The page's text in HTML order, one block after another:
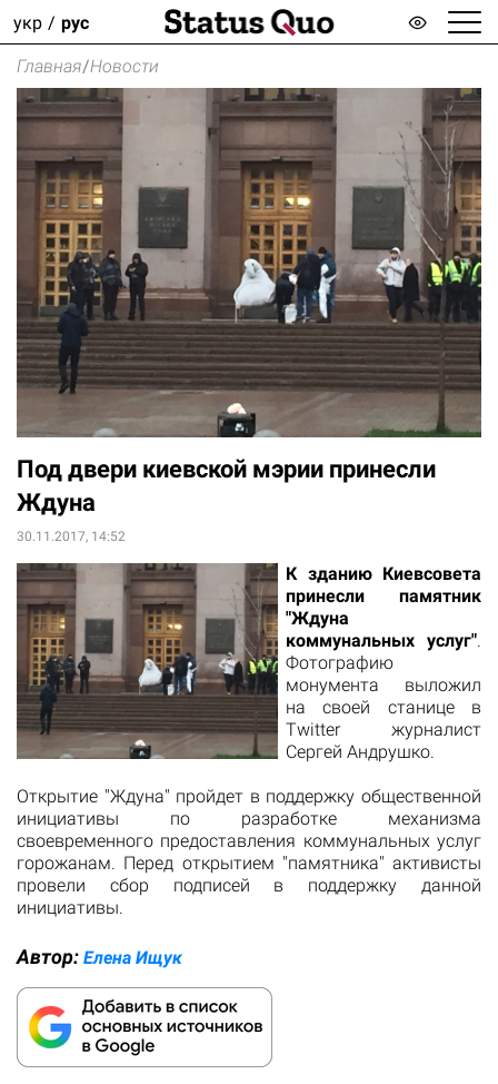
укр рус
Главная/Новости
Под двери киевской мэрии принесли
Ждуна
30.11.2017, 14:52
К зданию Киевсовета
принесли памятник
"Ждуна
коммунальных услуг".
Фотографию
монумента выложил
на своей станице в
Twitter журналист
Сергей Андрушко.
Открытие "Ждуна" пройдет в поддержку общественной
инициативы по разработке механизма
своевременного предоставления коммунальных услуг
горожанам. Перед открытием "памятника" активисты
провели сбор подписей в поддержку данной
инициативы.
Автор: Елена Ищук